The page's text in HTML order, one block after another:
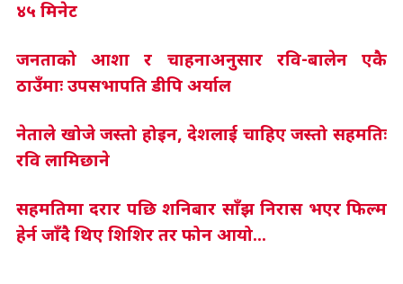
४५ मिनेट
जनताको आशा र चाहनाअनुसार रवि-बालेन एकै
ठाउँमाः उपसभापति डीपि अर्याल
नेताले खोजे जस्तो होइन, देशलाई चाहिए जस्तो सहमतिः
रवि लामिछाने
सहमतिमा दरार पछि शनिबार साँझ निरास भएर फिल्म
हेर्न जाँदै थिए शिशिर तर फोन आयो...